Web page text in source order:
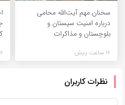
سخنان مهم آیت‌الله محامی
درباره امنیت سیستان و
بلوچستان و مذاکرات
16 ساعت پیش 16
نظرات کاربران